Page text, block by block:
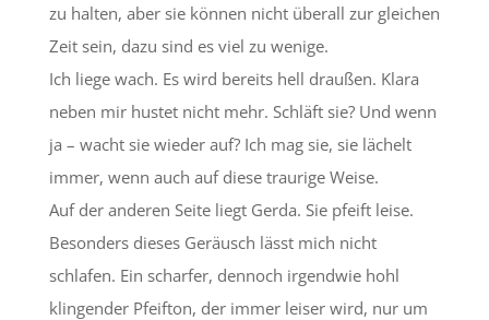
zu halten, aber sie können nicht überall zur gleichen
Zeit sein, dazu sind es viel zu wenige.
Ich liege wach. Es wird bereits hell draußen. Klara
neben mir hustet nicht mehr. Schläft sie? Und wenn
ja – wacht sie wieder auf? Ich mag sie, sie lächelt
immer, wenn auch auf diese traurige Weise.
Auf der anderen Seite liegt Gerda. Sie pfeift leise.
Besonders dieses Geräusch lässt mich nicht
schlafen. Ein scharfer, dennoch irgendwie hohl
klingender Pfeifton, der immer leiser wird, nur um